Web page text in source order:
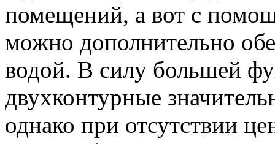
помещений, а вот с
можно дополнительно
водой. В силу большей
двухконтурные
однако при отсутствии